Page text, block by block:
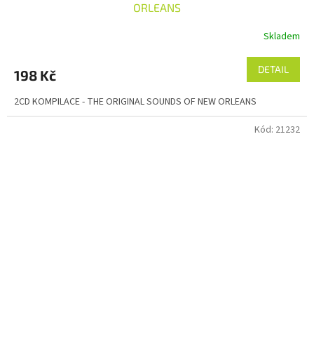
ORLEANS
Skladem
198 Kč DETAIL
2CD KOMPILACE - THE ORIGINAL SOUNDS OF NEW ORLEANS
Kód: 21232